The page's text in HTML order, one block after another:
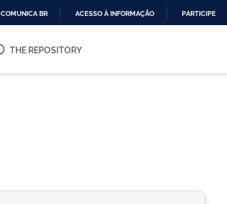
O
COMUNICA BR ACESSO À INFORMAÇÃO PARTICIPE
THE REPOSITORY